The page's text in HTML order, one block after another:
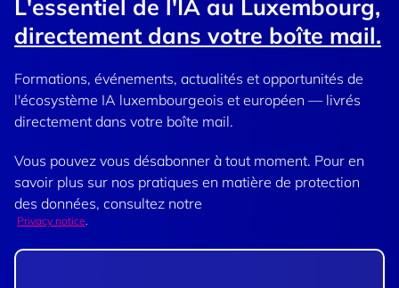
L'essentiel de l'IA au Luxembourg,
directement dans votre boîte mail.
Formations, événements, actualités et opportunités de
l'écosystème IA luxembourgeois et européen — livrés
directement dans votre boîte mail.
Vous pouvez vous désabonner à tout moment. Pour en
savoir plus sur nos pratiques en matière de protection
des données, consultez notre
Privacy notice.